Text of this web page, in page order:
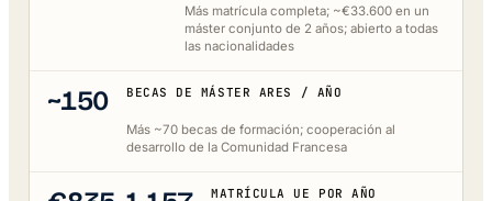
Más matrícula completa; ~€33.600 en un
máster conjunto de 2 años; abierto a todas
las nacionalidades
~150 BECAS DE MÁSTER ARES / AÑO
Más ~70 becas de formación; cooperación al
desarrollo de la Comunidad Francesa
MATRÍCULA UE POR AÑO